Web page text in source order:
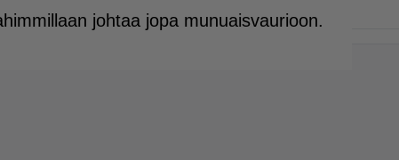
johtaa jopa munuaisvaurioon.